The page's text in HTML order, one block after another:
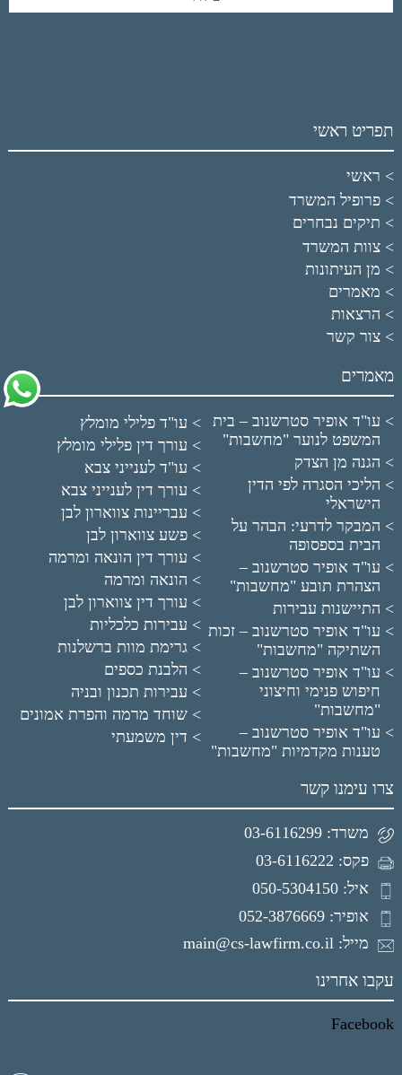
תפריט ראשי
ראשי
פרופיל המשרד
תיקים נבחרים
צוות המשרד
מן העיתונות
מאמרים
הרצאות
צור קשר
מאמרים
עו"ד אופיר סטרשנוב – בית
המשפט לנוער "מחשבות"
הגנה מן הצדק
הליכי הסגרה לפי הדין
הישראלי
המבקר לדרעי: הבהר על
הבית בספסופה
עו"ד אופיר סטרשנוב –
הצהרת תובע "מחשבות"
התיישנות עבירות
עו"ד אופיר סטרשנוב – זכות
השתיקה "מחשבות"
עו"ד אופיר סטרשנוב –
חיפוש פנימי וחיצוני
"מחשבות"
עו"ד אופיר סטרשנוב –
טענות מקדמיות "מחשבות"
עו"ד פלילי מומלץ
עורך דין פלילי מומלץ
עו"ד לענייני צבא
עורך דין לענייני צבא
עבריינות צווארון לבן
פשע צווארון לבן
עורך דין הונאה ומרמה
הונאה ומרמה
עורך דין צווארון לבן
עבירות כלכליות
גרימת מוות ברשלנות
הלבנת כספים
עבירות תכנון ובניה
שוחד מרמה והפרת אמונים
דין משמעתי
צרו עימנו קשר
משרד: 03-6116299
פקס: 03-6116222
איל: 050-5304150
אופיר: 052-3876669
מייל: main@cs-lawfirm.co.il
עקבו אחרינו
Facebook